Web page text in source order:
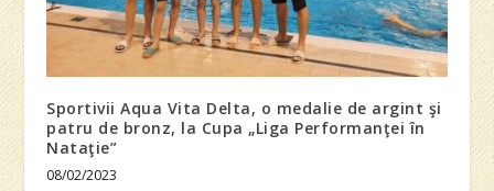
Sportivii Aqua Vita Delta, o medalie de argint şi
patru de bronz, la Cupa „Liga Performanţei în
Nataţie”
08/02/2023